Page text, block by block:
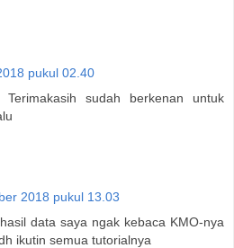
pukul 02.40
sudah berkenan untuk
2018 pukul 13.03
data saya ngak kebaca KMO-nya
ikutin semua tutorialnya